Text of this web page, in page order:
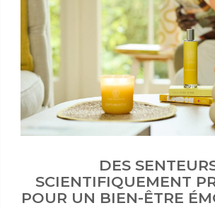
DES
SCIENTIFIQUEMENT
POUR UN BIEN-ÊTRE